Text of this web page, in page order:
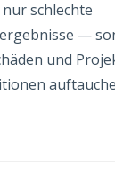
schlechte
—
und